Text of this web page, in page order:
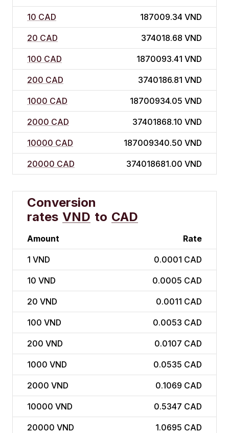
10 CAD 187009.34 VND
20 CAD 374018.68 VND
100 CAD 1870093.41 VND
200 CAD 3740186.81 VND
1000 CAD 18700934.05 VND
2000 CAD 37401868.10 VND
10000 CAD 187009340.50 VND
20000 CAD 374018681.00 VND
Conversion
rates VND to CAD
Amount Rate
1 VND 0.0001 CAD
10 VND 0.0005 CAD
20 VND 0.0011 CAD
100 VND 0.0053 CAD
200 VND 0.0107 CAD
1000 VND 0.0535 CAD
2000 VND 0.1069 CAD
10000 VND 0.5347 CAD
20000 VND 1.0695 CAD